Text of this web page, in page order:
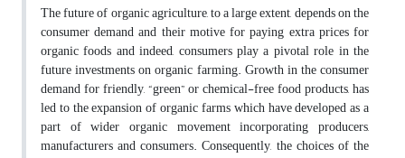
The future of organic agriculture, to a large extent, depends on the
consumer demand and their motive for paying extra prices for
organic foods and indeed, consumers play a pivotal role in the
future investments on organic farming. Growth in the consumer
demand for friendly, “green” or chemical-free food products, has
led to the expansion of organic farms which have developed as a
part of wider organic movement incorporating producers,
manufacturers and consumers. Consequently, the choices of the